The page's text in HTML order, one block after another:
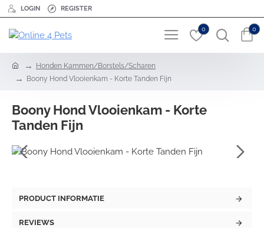
LOGIN REGISTER
0 0
Honden Kammen/Borstels/Scharen
Boony Hond Vlooienkam - Korte Tanden Fijn
Boony Hond Vlooienkam - Korte
Tanden Fijn
PRODUCT INFORMATIE
REVIEWS